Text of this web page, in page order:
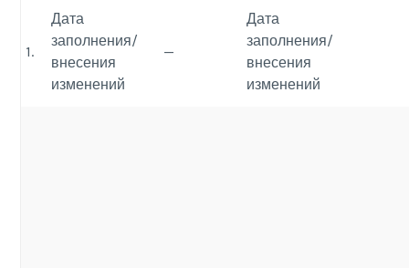
1.
Дата
заполнения/
внесения
изменений
—
Дата
заполнения/
внесения
изменений